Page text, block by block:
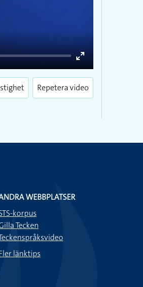
Enter
fullscreen
Repetera video
WEBBPLATSER
korpus
Tecken
länktips